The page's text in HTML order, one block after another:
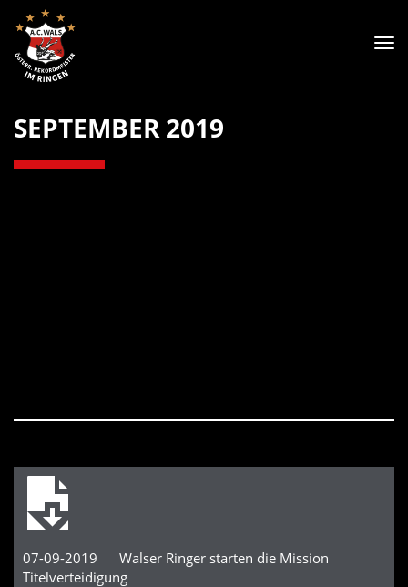
SEPTEMBER 2019
07-09-2019 Walser Ringer starten die Mission
Titelverteidigung